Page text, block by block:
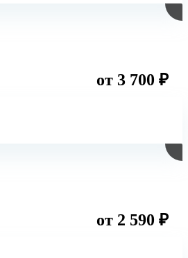
от 3 700 ₽
от 2 590 ₽